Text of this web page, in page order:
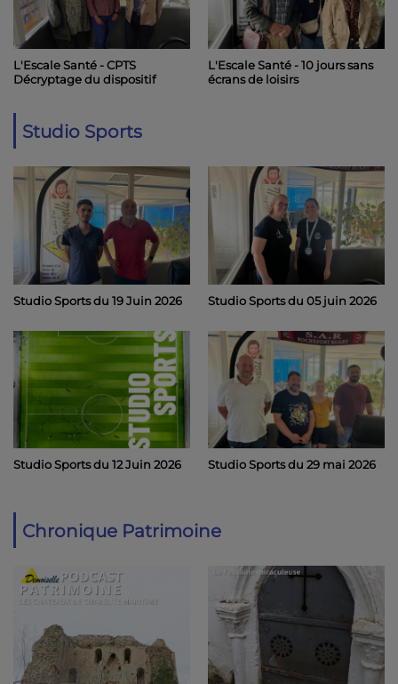
L'Escale Santé - CPTS
Décryptage du dispositif
L'Escale Santé - 10 jours sans
écrans de loisirs
Studio Sports
Studio Sports du 19 Juin 2026
Studio Sports du 12 Juin 2026
Studio Sports du 05 juin 2026
Studio Sports du 29 mai 2026
Chronique Patrimoine